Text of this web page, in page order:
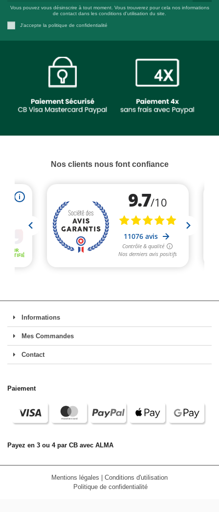
Vous pouvez vous désinscrire à tout moment. Vous trouverez pour cela nos informations
de contact dans les conditions d'utilisation du site.
J'accepte la politique de confidentialité
Nos clients nous font confiance
Informations
Mes Commandes
Contact
Paiement
Payez en 3 ou 4 par CB avec ALMA
Mentions légales
Conditions d'utilisation
Politique de confidentialité